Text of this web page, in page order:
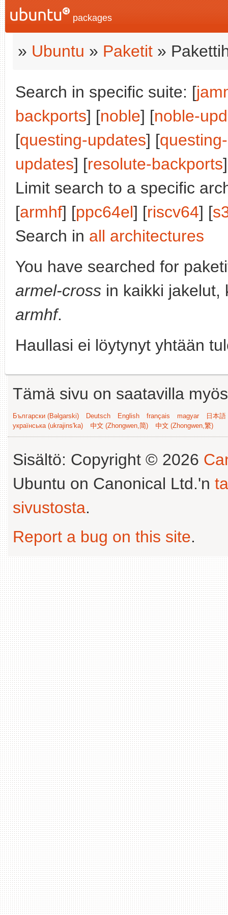
packages
» Ubuntu » Paketit »
Search in specific suite: [
backports] [noble] [noble-
[questing-updates] [
updates] [resolute-backports
Limit search to a specific
[armhf] [ppc64el] [riscv64] [
Search in all architectures
You have searched for
armel-cross in kaikki jakelut,
armhf.
Haullasi ei löytynyt yhtään
Tämä sivu on saatavilla
Български (Bəlgarski) Deutsch English français magyar
日本
українська (ukrajins'ka)
中文 (Zhongwen,简) 中文 (Zhongwen,繁)
Sisältö: Copyright © 2026
Ubuntu on Canonical Ltd.'n
sivustosta.
Report a bug on this site.